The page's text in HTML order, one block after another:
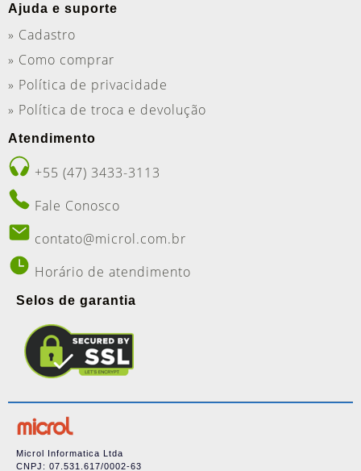
Ajuda e suporte
» Cadastro
» Como comprar
» Política de privacidade
» Política de troca e devolução
Atendimento
+55 (47) 3433-3113
Fale Conosco
contato@microl.com.br
Horário de atendimento
Selos de garantia
Microl Informatica Ltda
CNPJ: 07.531.617/0002-63